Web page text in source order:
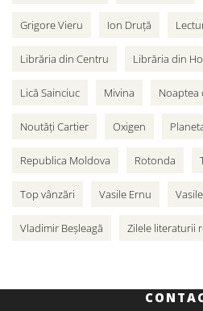
Grigore Vieru Ion Druță
Librăria din Centru Librăria din
Lică Sainciuc Mivina Noaptea
Noutăți Cartier Oxigen
Republica Moldova Rotonda
Top vânzări Vasile Ernu
Vladimir Beșleagă Zilele literaturii